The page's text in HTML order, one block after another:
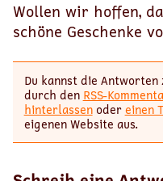
Wollen wir hoffen,
schöne Geschenke
Du kannst die
durch den RSS-
hinterlassenodereinen
eigenen Website aus.